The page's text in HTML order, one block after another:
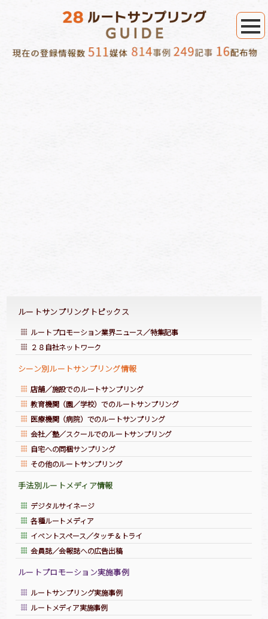
ルートサンプリングトピックス
ルートプロモーション業界ニュース／特集記事
２８自社ネットワーク
シーン別ルートサンプリング情報
店舗／施設でのルートサンプリング
教育機関（園／学校）でのルートサンプリング
医療機関（病院）でのルートサンプリング
会社／塾／スクールでのルートサンプリング
自宅への同梱サンプリング
その他のルートサンプリング
手法別ルートメディア情報
デジタルサイネージ
各種ルートメディア
イベントスペース／タッチ＆トライ
会員誌／会報誌への広告出稿
ルートプロモーション実施事例
ルートサンプリング実施事例
ルートメディア実施事例